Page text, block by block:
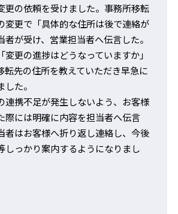
更の依頼を受けました。事務所移転
変更で「具体的な住所は後で連絡が
が受け、営業担当者へ伝言した。
更の進捗はどうなっていますか」
転先の住所を教えていただき早急に
た。
連携不足が発生しないよう、お客様
際には明確に内容を担当者へ伝言
者はお客様へ折り返し連絡し、今後
しっかり案内するようになりまし